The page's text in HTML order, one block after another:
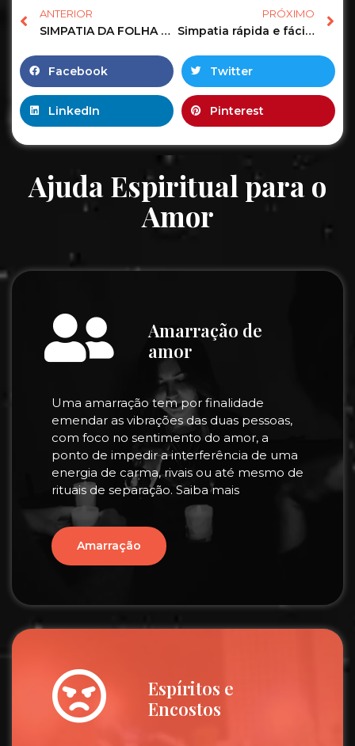
ANTERIOR
SIMPATIA DA FOLHA DE COMIGO NINGUÉM PODE PARA SUMIR INIMIGO! NÃO É VINGANÇA É PROTEÇÃO!
PRÓXIMO
Simpatia rápida e fácil para arrumar emprego. #simpatias #feitiço #ritual #Emprego #manifestacao
Facebook Twitter
LinkedIn Pinterest
Ajuda Espiritual para o
Amor
Amarração de
amor
Uma amarração tem por finalidade
emendar as vibrações das duas pessoas,
com foco no sentimento do amor, a
ponto de impedir a interferência de uma
energia de carma, rivais ou até mesmo de
rituais de separação. Saiba mais
Amarração
Espíritos e
Encostos